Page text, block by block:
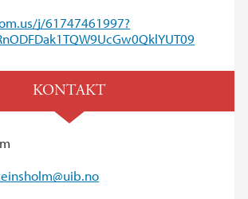
j/61747461997?
KONTAKT